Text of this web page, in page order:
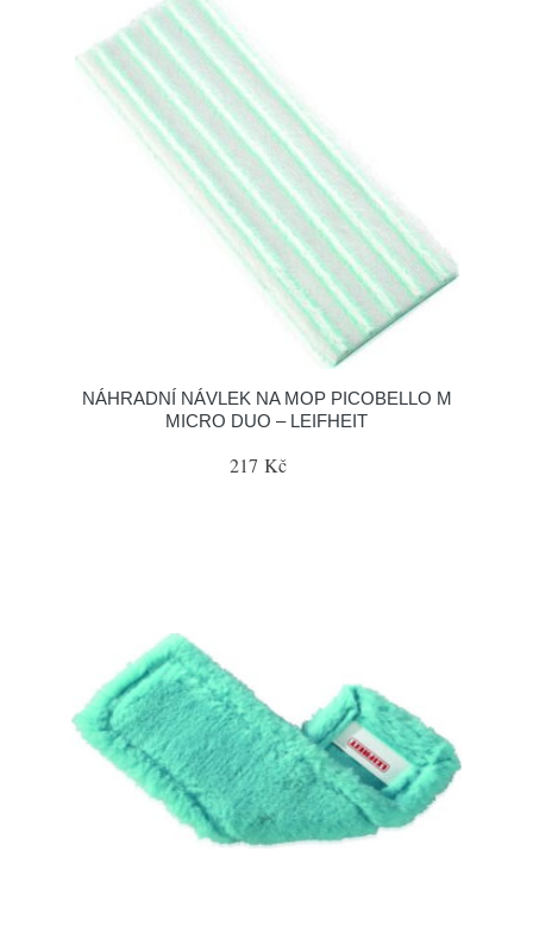
NÁHRADNÍ NÁVLEK NA MOP PICOBELLO M
MICRO DUO – LEIFHEIT
217 Kč